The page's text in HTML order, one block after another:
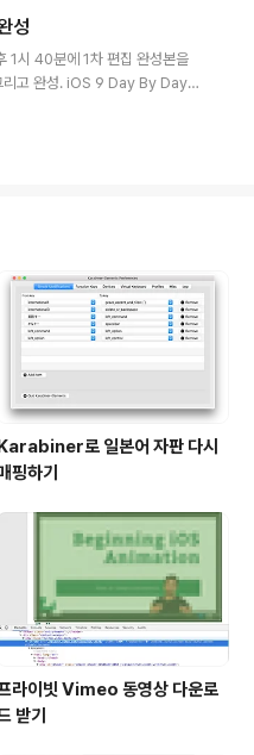
ssh root@192.168.21
port ..
성
1시 40분에 1차 편집 완성본을
리고 완성. iOS 9 Day By Day
책 표지까지 109페이지 밖에 안
하였다. 커뮤니케이션 오류로 1
했지만, ..
Karabiner로 일본어 자판 다시
핑하기
라이빗 Vimeo 동영상 다운로
받기